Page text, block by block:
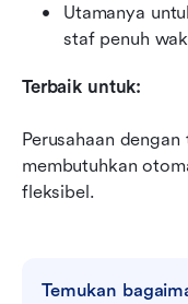
Utamanya
staf penuh
Terbaik untuk:
Perusahaan
membutuhkan
fleksibel.
Temukan